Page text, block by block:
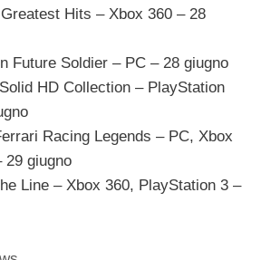
Hits – Xbox 360 – 28
Future Soldier – PC – 28 giugno
HD Collection – PlayStation
Racing Legends – PC, Xbox
29 giugno
Line – Xbox 360, PlayStation 3 –